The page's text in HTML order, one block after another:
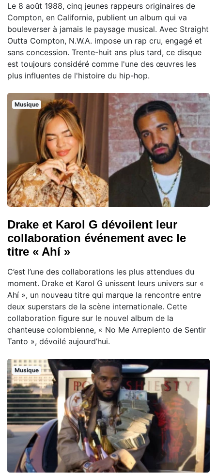
Le 8 août 1988, cinq jeunes rappeurs originaires de
Compton, en Californie, publient un album qui va
bouleverser à jamais le paysage musical. Avec Straight
Outta Compton, N.W.A. impose un rap cru, engagé et
sans concession. Trente-huit ans plus tard, ce disque
est toujours considéré comme l'une des œuvres les
plus influentes de l'histoire du hip-hop.
Musique
Drake et Karol G dévoilent leur
collaboration événement avec le
titre « Ahí »
C’est l’une des collaborations les plus attendues du
moment. Drake et Karol G unissent leurs univers sur «
Ahí », un nouveau titre qui marque la rencontre entre
deux superstars de la scène internationale. Cette
collaboration figure sur le nouvel album de la
chanteuse colombienne, « No Me Arrepiento de Sentir
Tanto », dévoilé aujourd’hui.
Musique